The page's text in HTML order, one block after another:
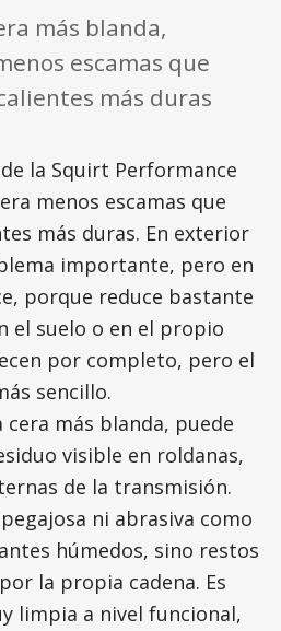
más blanda,
escamas que
más duras
la Squirt Performance
menos escamas que
más duras. En exterior
importante, pero en
porque reduce bastante
el suelo o en el propio
por completo, pero el
sencillo.
más blanda, puede
visible en roldanas,
de la transmisión.
ni abrasiva como
húmedos, sino restos
la propia cadena. Es
limpia a nivel funcional,